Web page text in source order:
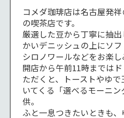
コメダ珈琲店は名古屋発
の喫茶店です。
厳選した豆から丁寧に抽
かいデニッシュの上にソ
シロノワールなどをお楽し
開店から午前11時までは
ただくと、トーストやゆ
いてくる「選べるモーニ
供。
ふと一息つきたいときも